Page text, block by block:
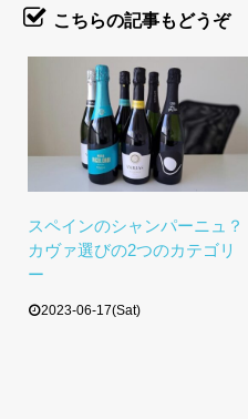
こちらの記事もどうぞ
スペインのシャンパーニュ？
カヴァ選びの2つのカテゴリ
ー
2023-06-17(Sat)